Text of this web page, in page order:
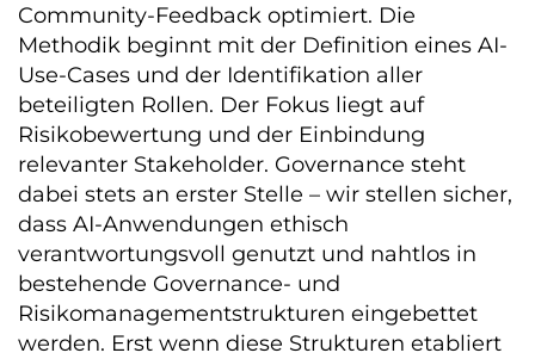
Community-Feedback optimiert. Die
Methodik beginnt mit der Definition eines AI-
Use-Cases und der Identifikation aller
beteiligten Rollen. Der Fokus liegt auf
Risikobewertung und der Einbindung
relevanter Stakeholder. Governance steht
dabei stets an erster Stelle – wir stellen sicher,
dass AI-Anwendungen ethisch
verantwortungsvoll genutzt und nahtlos in
bestehende Governance- und
Risikomanagementstrukturen eingebettet
werden. Erst wenn diese Strukturen etabliert